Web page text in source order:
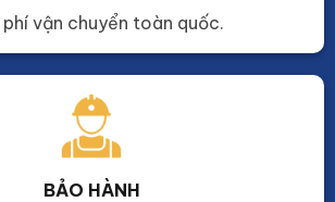
phí vận chuyển toàn quốc.
BẢO HÀNH